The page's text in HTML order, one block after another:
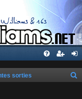
sorties